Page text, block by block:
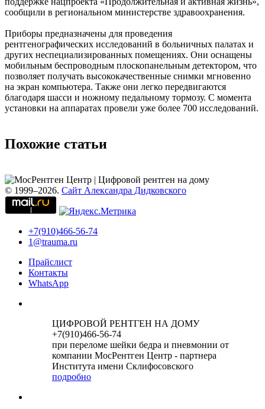
сообщили в региональном министерстве здравоохранения.
Приборы предназначены для проведения
рентгенографических исследований в больничных палатах и
других неспециализированных помещениях. Они оснащены
мобильным беспроводным плоскопанельным детектором, что
позволяет получать высококачественные снимки мгновенно
на экран компьютера. Также они легко передвигаются
благодаря шасси и ножному педальному тормозу. С момента
установки на аппаратах провели уже более 700 исследований.
Похожие статьи
© 1999–2026. Сайт Александра Дидковского
+7(910)466-56-74
1@trauma.ru
Прайслист
Контакты
WhatsApp
ЦИФРОВОЙ РЕНТГЕН НА ДОМУ
+7(910)466-56-74
при переломе шейки бедра и пневмонии от
компании МосРентген Центр - партнера
Института имени Склифосовского
подробно